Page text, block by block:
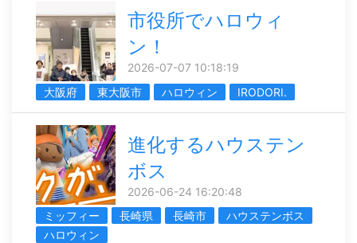
市役所でハロウィ
ン！
2026-07-07 10:18:19
大阪府
東大阪市 ハロウィン IRODORI.
進化するハウステン
ボス
2026-06-24 16:20:48
ミッフィー
長崎県 長崎市
ハウステンボス
ハロウィン